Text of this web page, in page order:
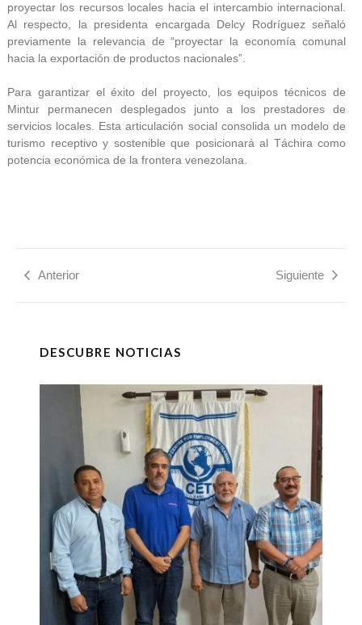
proyectar los recursos locales hacia el intercambio internacional.
Al respecto, la presidenta encargada Delcy Rodríguez señaló
previamente la relevancia de “proyectar la economía comunal
hacia la exportación de productos nacionales”.
Para garantizar el éxito del proyecto, los equipos técnicos de
Mintur permanecen desplegados junto a los prestadores de
servicios locales. Esta articulación social consolida un modelo de
turismo receptivo y sostenible que posicionará al Táchira como
potencia económica de la frontera venezolana.
Anterior Siguiente
DESCUBRE NOTICIAS